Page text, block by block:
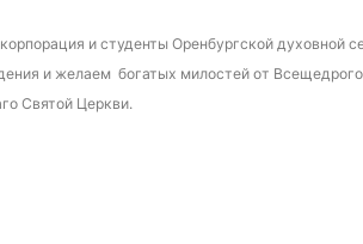
и студенты Оренбургской духовной
и желаем богатых милостей от
Святой Церкви.